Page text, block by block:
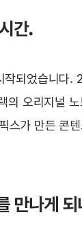
간.
되었습니다
의 오리지널
스가 만든 콘
만나게